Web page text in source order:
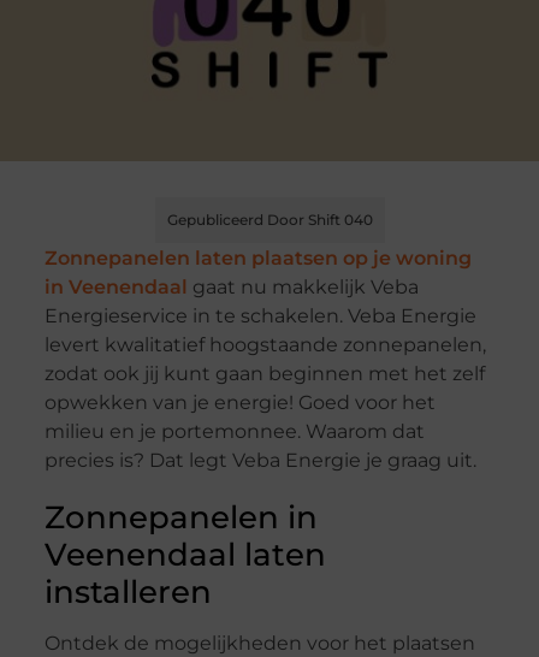
Gepubliceerd Door Shift 040
Zonnepanelen laten plaatsen op je woning
in Veenendaal gaat nu makkelijk Veba
Energieservice in te schakelen. Veba Energie
levert kwalitatief hoogstaande zonnepanelen,
zodat ook jij kunt gaan beginnen met het zelf
opwekken van je energie! Goed voor het
milieu en je portemonnee. Waarom dat
precies is? Dat legt Veba Energie je graag uit.
Zonnepanelen in
Veenendaal laten
installeren
Ontdek de mogelijkheden voor het plaatsen